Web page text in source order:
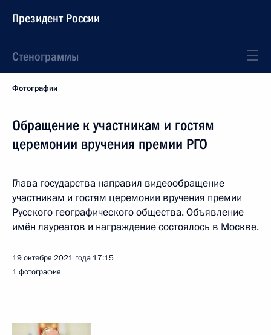
Президент России
Стенограммы
Фотографии
Обращение к участникам и гостям
церемонии вручения премии РГО
Глава государства направил видеообращение
участникам и гостям церемонии вручения премии
Русского географического общества. Объявление
имён лауреатов и награждение состоялось в Москве.
19 октября 2021 года 17:15
1 фотография